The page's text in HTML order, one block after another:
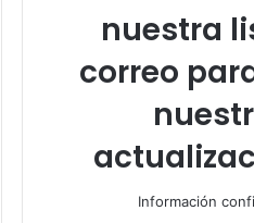
nuestra
correo
Información